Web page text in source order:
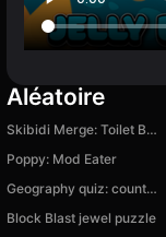
Aléatoire
Skibidi Merge: Toilet Battle
Poppy: Mod Eater
Geography quiz: countries, flags, capitals
Block Blast jewel puzzle